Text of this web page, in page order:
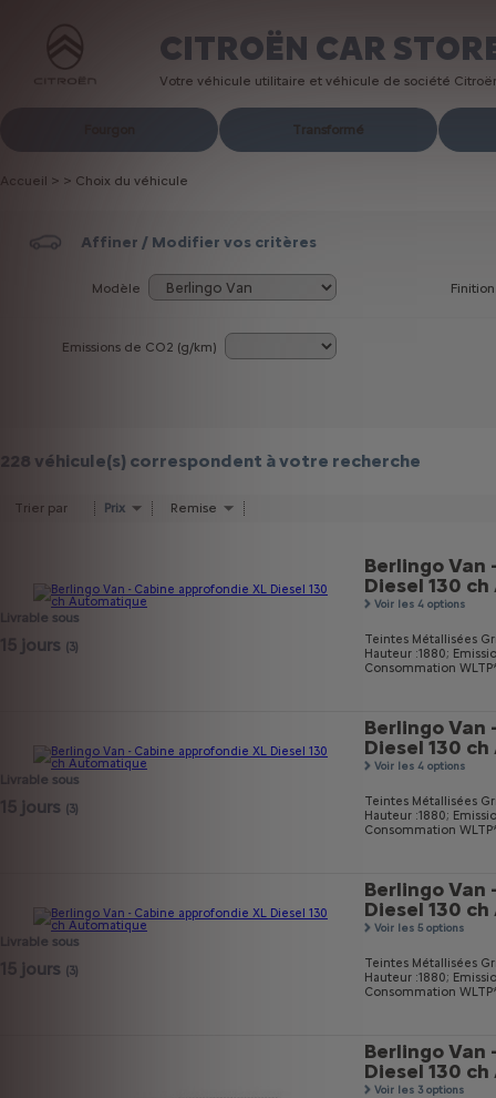
CITROËN CAR
Votre véhicule utilitaire et véhicule de société
Transformé
Accueil > > Choix du véhicule
Affiner / Modifier vos critères
Modèle Finition
Emissions de CO2 (g/km)
228 véhicule(s) correspondent à votre recherche
Trier par Prix Remise
Livrable sous
15 jours (3)
Berlingo Van
Diesel 130
Voir les 4 options
Teintes Métallisées
Hauteur :1880;
Consommation
Livrable sous
15 jours (3)
Berlingo Van
Diesel 130
Voir les 4 options
Teintes Métallisées
Hauteur :1880;
Consommation
Livrable sous
15 jours (3)
Berlingo Van
Diesel 130
Voir les 5 options
Teintes Métallisées
Hauteur :1880;
Consommation
Berlingo Van
Diesel 130
Voir les 3 options